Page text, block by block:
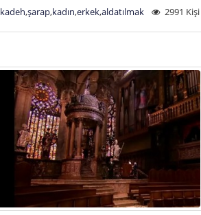
kadeh,şarap,kadın,erkek,aldatılmak 2991